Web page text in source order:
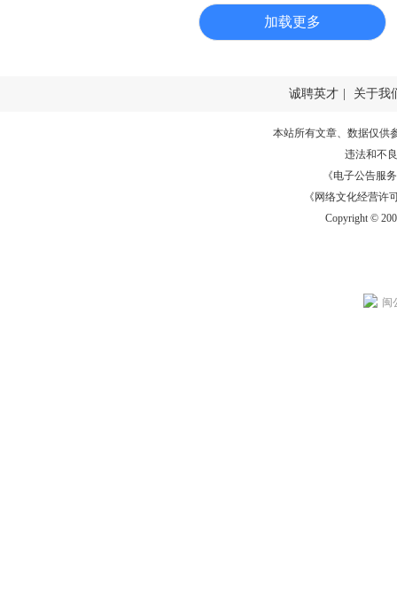
加载更多
诚聘英才 关于我
本站所有文章、数据仅供
违法和不
《电子公告服务
《网络文化经营许
Copyright ©
闽